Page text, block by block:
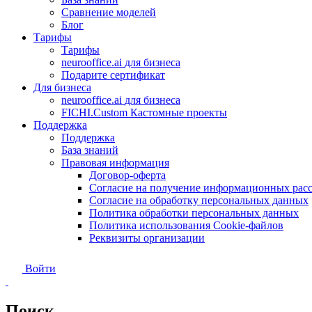
Сравнение моделей
Блог
Тарифы
Тарифы
neurooffice.ai для бизнеса
Подарите сертификат
Для бизнеса
neurooffice.ai для бизнеса
FICHI.Custom Кастомные проекты
Поддержка
Поддержка
База знаний
Правовая информация
Договор-оферта
Согласие на получение информационных
Согласие на обработку персональных данных
Политика обработки персональных данных
Политика использования Сookie-файлов
Реквизиты организации
Войти